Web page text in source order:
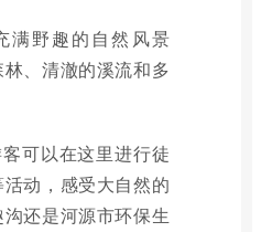
满野趣的自然风景
、清澈的溪流和多
可以在这里进行徒
动，感受大自然的
还是河源市环保生